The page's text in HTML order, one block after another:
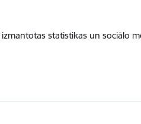
statistikas un sociālo